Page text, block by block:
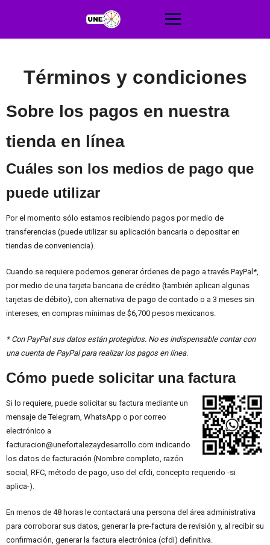
Términos y condiciones
Sobre los pagos en nuestra
tienda en línea
Cuáles son los medios de pago que
puede utilizar
Por el momento sólo estamos recibiendo pagos por medio de
transferencias (puede utilizar su aplicación bancaria o depositar en
tiendas de conveniencia).
Cuando se requiere podemos generar órdenes de pago a través PayPal*,
por medio de una tarjeta bancaria de crédito (también aplican algunas
tarjetas de débito), con alternativa de pago de contado o a 3 meses sin
intereses, en compras mínimas de $6,700 pesos mexicanos.
* Con PayPal sus datos están protegidos. No es indispensable contar con
una cuenta de PayPal para realizar los pagos en línea.
Cómo puede solicitar una factura
Si lo requiere, puede solicitar su factura mediante un
mensaje de Telegram, WhatsApp o por correo
electrónico a
facturacion@unefortalezaydesarrollo.com indicando
los datos de facturación (Nombre completo, razón
social, RFC, método de pago, uso del cfdi, concepto requerido -si
aplica-).
En menos de 48 horas le contactará una persona del área administrativa
para corroborar sus datos, generar la pre-factura de revisión y, al recibir su
confirmación, generar la factura electrónica (cfdi) definitiva.